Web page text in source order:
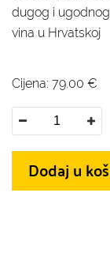
dugog i
vina u Hrvatskoj
Cijena: 79.00 €
Dodaj u